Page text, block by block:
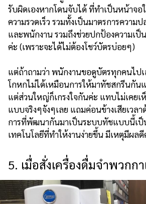
รับผิดเองหากโดนจับได้ ที่ทำเป็นหน้าจ
ความรวดเร็ว รวมทั้งเป็นมาตรการความ
และพนักงาน รวมถึงช่วยปกป้องความเป็
ค่ะ (เพราะจะได้ไม่ต้องโชว์บัตรบ่อยๆ)
แต่ถ้าถามว่า พนักงานขอดูบัตรทุกคนไป
โกหกไม่ได้เหมือนการให้มาทัชสกรีนกัน
แต่ส่วนใหญ่ก็เกรงใจกันค่ะ แทบไม่เคย
แบบจริงๆจังๆเลย แถมค่อนข้างเสียเวลา
การที่พัฒนากันมาเป็นระบบทัชแบบนี้เป็
เทคโนโลยีที่ทำให้งานง่ายขึ้น มีเหตุมีผลดี
5. เมื่อสั่งเครื่องดื่มจำพวกก